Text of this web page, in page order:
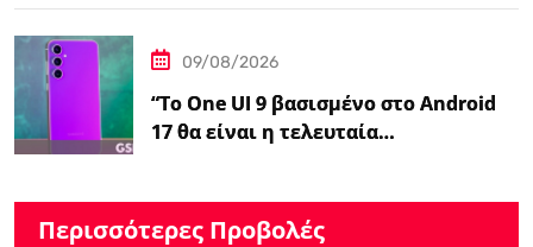
Δράσης της Disney
09/08/2026
“Το One UI 9 βασισμένο στο Android
17 θα είναι η τελευταία…
Περισσότερες Προβολές